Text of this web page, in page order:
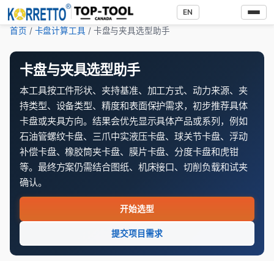
EN
首页 / 卡盘计算工具 / 卡盘与夹具选型助手
卡盘与夹具选型助手
本工具按工件形状、夹持基准、加工方式、动力来源、夹
持类型、设备类型、精度和表面保护需求，初步推荐具体
卡盘或夹具方向。结果会优先显示具体产品或系列，例如
石油管螺纹卡盘、三爪中实液压卡盘、球关节卡盘、浮动
补偿卡盘、橡胶筒夹卡盘、膜片卡盘、分度卡盘和虎钳
等。最终方案仍需结合图纸、机床接口、切削负载和试夹
确认。
开始选型
提交项目需求